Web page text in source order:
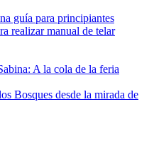
guía para principiantes
realizar manual de telar
A la cola de la feria
Bosques desde la mirada de